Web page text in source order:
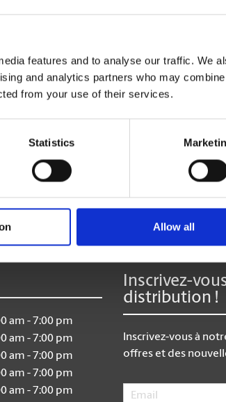
features and to analyse our traffic. We
and analytics partners who may
from your use of their services.
Statistics
Allow all
am - 7:00 pm
am - 7:00 pm
am - 7:00 pm
am - 7:00 pm
am - 7:00 pm
Inscrivez-
distribution !
Inscrivez-vous à
offres et des
Email